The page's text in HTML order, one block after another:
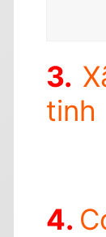
tinh